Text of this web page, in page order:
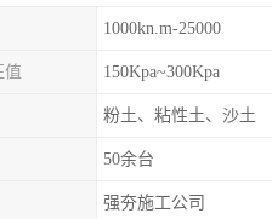
1000kn.m-25000
值 150Kpa~300Kpa
粉土、粘性土、沙土
50余台
强夯施工公司